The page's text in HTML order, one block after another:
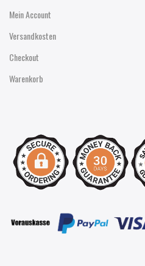
Mein Account
Versandkosten
Checkout
Warenkorb